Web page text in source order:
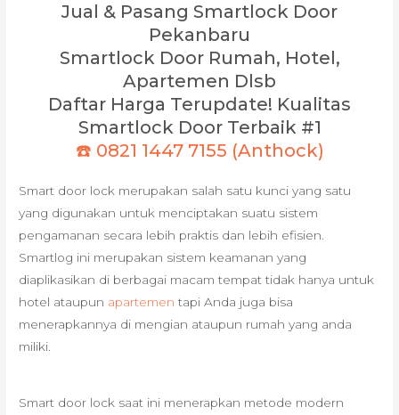
Jual & Pasang Smartlock Door
Pekanbaru
Smartlock Door Rumah, Hotel,
Apartemen Dlsb
Daftar Harga Terupdate! Kualitas
Smartlock Door Terbaik #1
☎️ 0821 1447 7155 (Anthock)
Smart door lock merupakan salah satu kunci yang satu
yang digunakan untuk menciptakan suatu sistem
pengamanan secara lebih praktis dan lebih efisien.
Smartlog ini merupakan sistem keamanan yang
diaplikasikan di berbagai macam tempat tidak hanya untuk
hotel ataupun apartemen tapi Anda juga bisa
menerapkannya di mengian ataupun rumah yang anda
miliki.
Smart door lock saat ini menerapkan metode modern